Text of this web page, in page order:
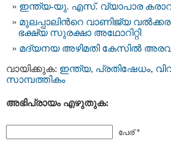
ഇന്ത്യ-യു. എസ്. വ്യാപാര
മുലപ്പാലിന്‍റെ വാണിജ്യ
ഭക്ഷ്യ സുരക്ഷാ അഥോറിറ്റി
മദ്യനയ അഴിമതി കേസില്‍
വായിക്കുക: ഇന്ത്യ, പ്രതിഷേധം,
സാമ്പത്തികം
അഭിപ്രായം എഴുതുക:
പേര് *